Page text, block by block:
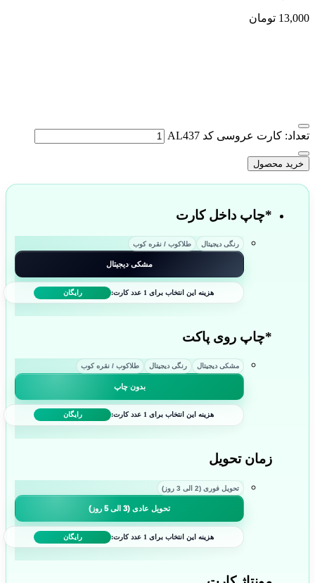
13,000 تومان
تعداد: کارت عروسی کد AL437
خرید محصول
*چاپ داخل کارت
مشکی دیجیتال
رنگی دیجیتال طلاکوب / نقره کوب
هزینه این انتخاب برای 1 عدد کارت: رایگان
*چاپ روی پاکت
بدون چاپ
مشکی دیجیتال رنگی دیجیتال طلاکوب / نقره کوب
هزینه این انتخاب برای 1 عدد کارت: رایگان
زمان تحویل
تحویل عادی (3 الی 5 روز)
تحویل فوری (2 الی 3 روز)
هزینه این انتخاب برای 1 عدد کارت: رایگان